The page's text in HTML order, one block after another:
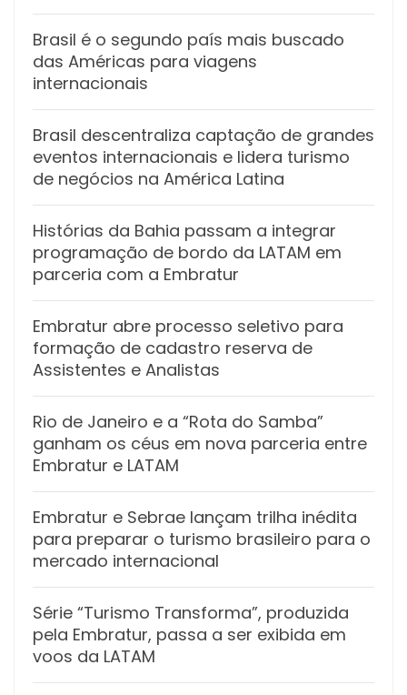
Brasil é o segundo país mais buscado
das Américas para viagens
internacionais
Brasil descentraliza captação de grandes
eventos internacionais e lidera turismo
de negócios na América Latina
Histórias da Bahia passam a integrar
programação de bordo da LATAM em
parceria com a Embratur
Embratur abre processo seletivo para
formação de cadastro reserva de
Assistentes e Analistas
Rio de Janeiro e a “Rota do Samba”
ganham os céus em nova parceria entre
Embratur e LATAM
Embratur e Sebrae lançam trilha inédita
para preparar o turismo brasileiro para o
mercado internacional
Série “Turismo Transforma”, produzida
pela Embratur, passa a ser exibida em
voos da LATAM